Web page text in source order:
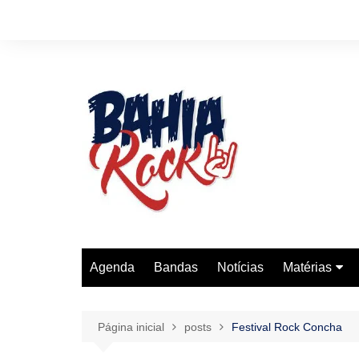
Agenda Bandas Notícias Matérias
Entrevistas
Página inicial posts Festival Rock Concha